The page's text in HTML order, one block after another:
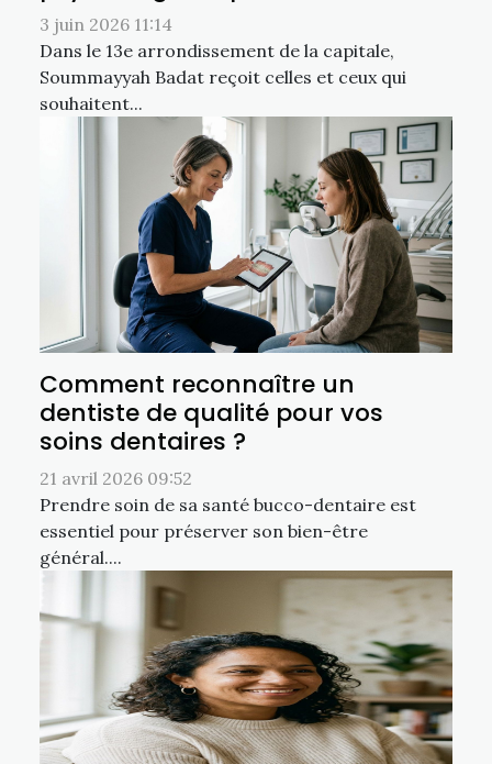
3 juin 2026 11:14
Dans le 13e arrondissement de la capitale,
Soummayyah Badat reçoit celles et ceux qui
souhaitent...
Comment reconnaître un
dentiste de qualité pour vos
soins dentaires ?
21 avril 2026 09:52
Prendre soin de sa santé bucco-dentaire est
essentiel pour préserver son bien-être
général....